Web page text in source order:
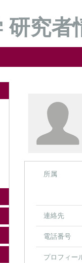
研究者
所属
連絡先
電話番号
プロフィー